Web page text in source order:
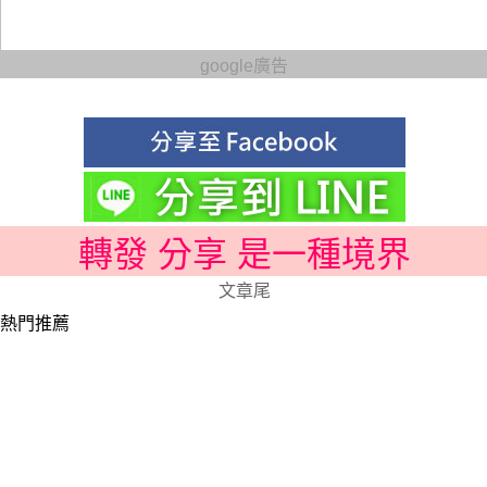
google廣告
轉發 分享 是一種境界
文章尾
熱門推薦